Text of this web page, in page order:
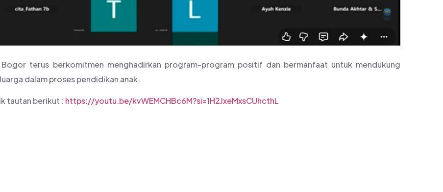
terus berkomitmen menghadirkan program-program positif dan bermanfaat untuk mendukung
dalam proses pendidikan anak.
tautan berikut : https://youtu.be/kvWEMCHBc6M?si=1H2JxeMxsCUhcthL